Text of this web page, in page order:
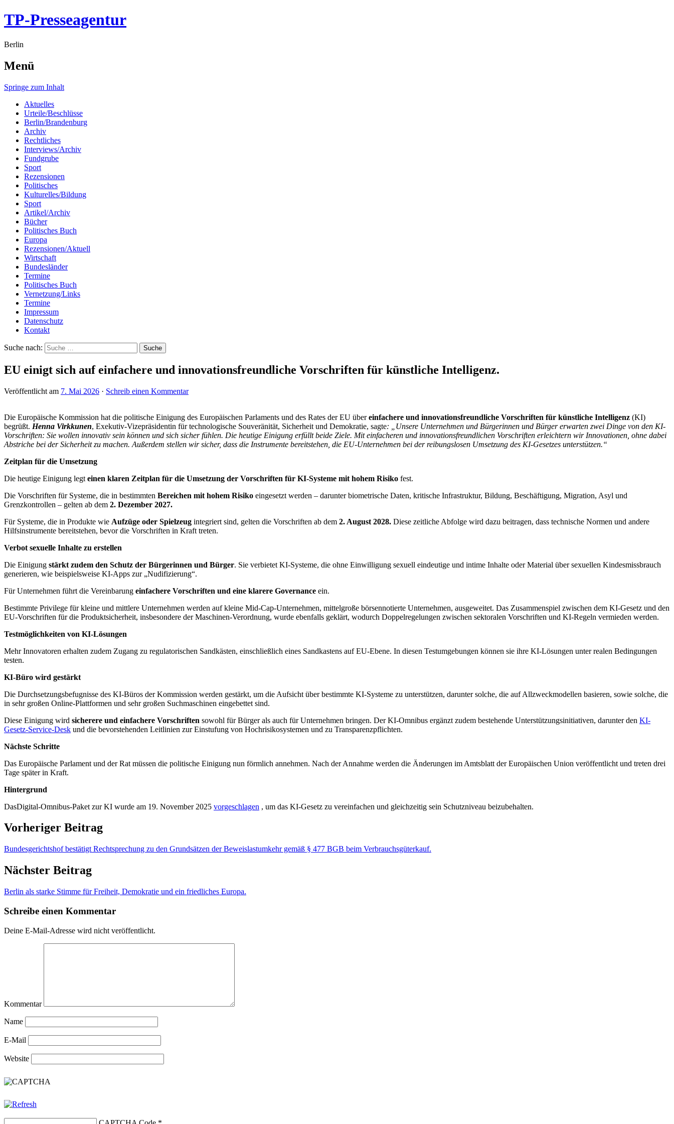
TP-Presseagentur
Berlin
Menü
Springe zum Inhalt
Aktuelles
Urteile/Beschlüsse
Berlin/Brandenburg
Archiv
Rechtliches
Interviews/Archiv
Fundgrube
Sport
Rezensionen
Politisches
Kulturelles/Bildung
Sport
Artikel/Archiv
Bücher
Politisches Buch
Europa
Rezensionen/Aktuell
Wirtschaft
Bundesländer
Termine
Politisches Buch
Vernetzung/Links
Termine
Impressum
Datenschutz
Kontakt
Suche nach:
EU einigt sich auf einfachere und innovationsfreundliche Vorschriften für künstliche Intelligenz.
Veröffentlicht am 7. Mai 2026 · Schreib einen Kommentar
Die Europäische Kommission hat die politische Einigung des Europäischen Parlaments und des Rates der EU übereinfachere und innovationsfreundliche Vorschriften für künstliche Intelligenz (KI)
begrüßt. Henna Virkkunen, Exekutiv-Vizepräsidentin für technologische Souveränität, Sicherheit und Demokratie, sagte: „Unsere Unternehmen und Bürgerinnen und Bürger erwarten zwei Dinge von den KI-
Vorschriften: Sie wollen innovativ sein können und sich sicher fühlen. Die heutige Einigung erfüllt beide Ziele. Mit einfacheren und innovationsfreundlichen Vorschriften erleichtern wir Innovationen, ohne dabei
Abstriche bei der Sicherheit zu machen. Außerdem stellen wir sicher, dass die Instrumente bereitstehen, die EU-Unternehmen bei der reibungslosen Umsetzung des KI-Gesetzes unterstützen.“
Zeitplan für die Umsetzung
Die heutige Einigung legt einen klaren Zeitplan für die Umsetzung der Vorschriften für KI-Systeme mit hohem Risiko fest.
Die Vorschriften für Systeme, die in bestimmten Bereichen mit hohem Risiko eingesetzt werden – darunter biometrische Daten, kritische Infrastruktur, Bildung, Beschäftigung, Migration, Asyl und
Grenzkontrollen – gelten ab dem 2. Dezember 2027.
Für Systeme, die in Produkte wie Aufzüge oder Spielzeug integriert sind, gelten die Vorschriften ab dem 2. August 2028. Diese zeitliche Abfolge wird dazu beitragen, dass technische Normen und andere
Hilfsinstrumente bereitstehen, bevor die Vorschriften in Kraft treten.
Verbot sexuelle Inhalte zu erstellen
Die Einigung stärkt zudem den Schutz der Bürgerinnen und Bürger. Sie verbietet KI-Systeme, die ohne Einwilligung sexuell eindeutige und intime Inhalte oder Material über sexuellen Kindesmissbrauch
generieren, wie beispielsweise KI-Apps zur „Nudifizierung“.
Für Unternehmen führt die Vereinbarung einfachere Vorschriften und eine klarere Governance ein.
Bestimmte Privilege für kleine und mittlere Unternehmen werden auf kleine Mid-Cap-Unternehmen, mittelgroße börsennotierte Unternehmen, ausgeweitet. Das Zusammenspiel zwischen dem KI-Gesetz und den
EU-Vorschriften für die Produktsicherheit, insbesondere der Maschinen-Verordnung, wurde ebenfalls geklärt, wodurch Doppelregelungen zwischen sektoralen Vorschriften und KI-Regeln vermieden werden.
Testmöglichkeiten von KI-Lösungen
Mehr Innovatoren erhalten zudem Zugang zu regulatorischen Sandkästen, einschließlich eines Sandkastens auf EU-Ebene. In diesen Testumgebungen können sie ihre KI-Lösungen unter realen Bedingungen
testen.
KI-Büro wird gestärkt
Die Durchsetzungsbefugnisse des KI-Büros der Kommission werden gestärkt, um die Aufsicht über bestimmte KI-Systeme zu unterstützen, darunter solche, die auf Allzweckmodellen basieren, sowie solche, die
in sehr großen Online-Plattformen und sehr großen Suchmaschinen eingebettet sind.
Diese Einigung wird sicherere und einfachere Vorschriften sowohl für Bürger als auch für Unternehmen bringen. Der KI-Omnibus ergänzt zudem bestehende Unterstützungsinitiativen, darunter den KI-
Gesetz-Service-Desk und die bevorstehenden Leitlinien zur Einstufung von Hochrisikosystemen und zu Transparenzpflichten.
Nächste Schritte
Das Europäische Parlament und der Rat müssen die politische Einigung nun förmlich annehmen. Nach der Annahme werden die Änderungen im Amtsblatt der Europäischen Union veröffentlicht und treten drei
Tage später in Kraft.
Hintergrund
DasDigital-Omnibus-Paket zur KI wurde am 19. November 2025 vorgeschlagen , um das KI-Gesetz zu vereinfachen und gleichzeitig sein Schutzniveau beizubehalten.
Vorheriger Beitrag
Bundesgerichtshof bestätigt Rechtsprechung zu den Grundsätzen der Beweislastumkehr gemäß § 477 BGB beim Verbrauchsgüterkauf.
Nächster Beitrag
Berlin als starke Stimme für Freiheit, Demokratie und ein friedliches Europa.
Schreibe einen Kommentar
Deine E-Mail-Adresse wird nicht veröffentlicht.
Kommentar
Name
E-Mail
Website